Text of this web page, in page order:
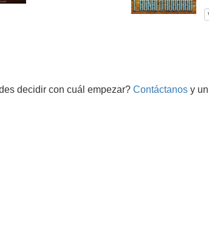
decidir con cuál empezar? Contáctanos y